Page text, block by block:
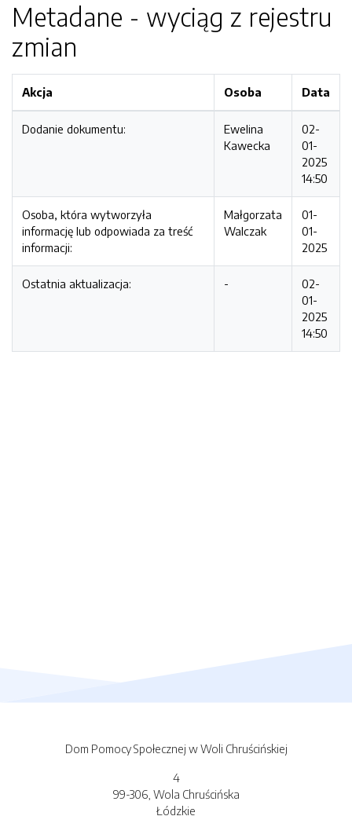
Metadane - wyciąg z rejestru
zmian
Akcja Osoba Data
Dodanie dokumentu:
Ewelina
Kawecka
02-
01-
2025
14:50
Osoba, która wytworzyła
informację lub odpowiada za treść
informacji:
Małgorzata
Walczak
01-
01-
2025
Ostatnia aktualizacja: -
02-
01-
2025
14:50
Dom Pomocy Społecznej w Woli Chruścińskiej
4
99-306, Wola Chruścińska
Łódzkie